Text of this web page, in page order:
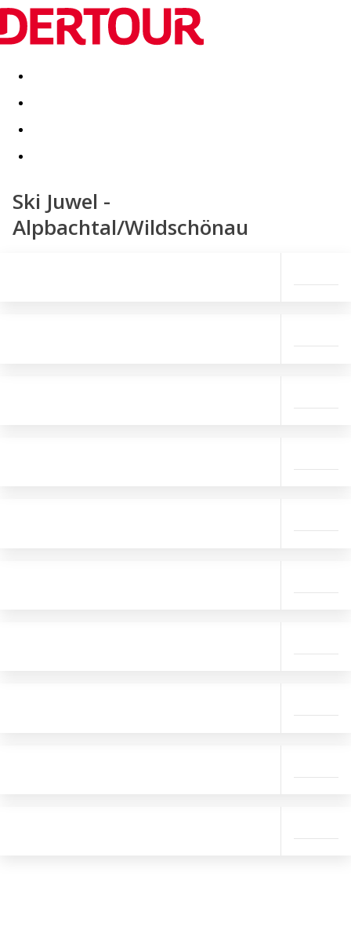
Destinatii Vacanta perfecta OFERTE DE NERATAT
Ski Juwel -
Alpbachtal/Wildschönau